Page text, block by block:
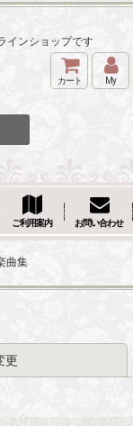
インショップです
カート My
ご利用案内 お問い合わせ
曲集
更